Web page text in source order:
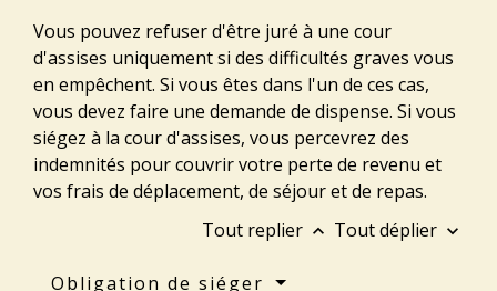
Vous pouvez refuser d'être juré à une cour
d'assises uniquement si des difficultés graves vous
en empêchent. Si vous êtes dans l'un de ces cas,
vous devez faire une demande de dispense. Si vous
siégez à la cour d'assises, vous percevrez des
indemnités pour couvrir votre perte de revenu et
vos frais de déplacement, de séjour et de repas.
Tout replier keyboard_arrow_up Tout déplier keyboard_arrow_down
Obligation de siéger